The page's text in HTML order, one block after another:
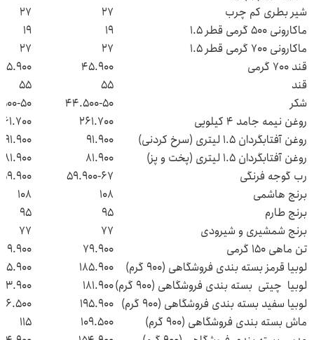
شیر بطری کم چرب
۲۷
۲۷
ماکارونی ۵۰۰ گرمی قطر ۱.۵
۱۹
۱۹
ماکارونی ۷۰۰ گرمی قطر ۱.۵
۲۷
۲۷
قند ۷۰۰ گرمی
۴۵.۹۰۰
۴۵.۹۰۰
قند
۵۵
۵۵
شکر
۴۴.۵۰۰-۵۰
روغن نیمه جامد ۴ کیلویی
۲۶۱.۷۰۰
روغن آفتابگردان ۱.۵ لیتری (سرخ کردنی)
۹۱.۹۰۰
۹۱.۹۰۰
روغن آفتابگردان ۱.۵ لیتری (پخت و پز)
۸۱.۹۰۰
۸۱.۹۰۰
رب گوجه فرنگی
۵۹.۹۰۰-۶۷
۵۹.۹۰۰
برنج هاشمی
۱۰۸
۱۰۸
برنج طارم
۹۵
۹۵
برنج شمشیری و شیرودی
۷۷
۷۷
تن ماهی ۱۵۰ گرمی
۷۹.۹۰۰
۷۹.۹۰۰
لوبیا قرمز بسته بندی فروشگاهی (۹۰۰ گرم)
۱۸۵.۹۰۰
لوبیا چیتی بسته بندی فروشگاهی (۹۰۰ گرم)
۱۸۱.۹۰۰
لوبیا سفید بسته بندی فروشگاهی (۹۰۰ گرم)
۱۹۵.۹۰۰
ماش بسته بندی فروشگاهی (۹۰۰ گرم)
۱۰۹.۵۰۰
۱۱۵